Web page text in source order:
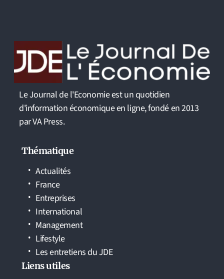
Le Journal de l'Economie est un quotidien
d'information économique en ligne, fondé en 2013
par VA Press.
Thématique
Actualités
France
Entreprises
International
Management
Lifestyle
Les entretiens du JDE
Liens utiles